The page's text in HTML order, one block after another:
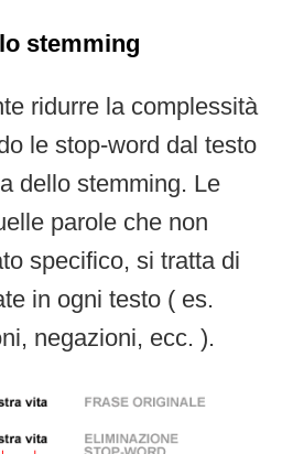
stemming
ridurre la complessità
le stop-word dal testo
dello stemming. Le
parole che non
specifico, si tratta di
in ogni testo ( es.
negazioni, ecc. ).